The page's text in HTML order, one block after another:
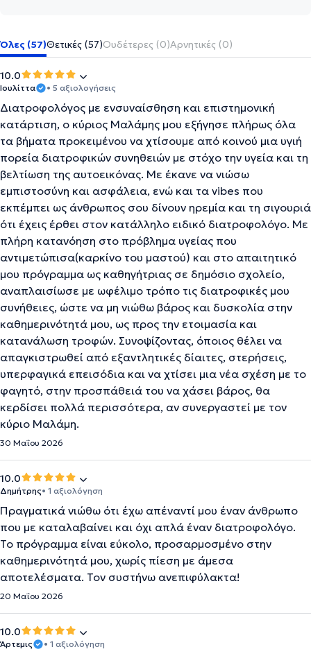
Όλες (57)Θετικές (57)Ουδέτερες (0)Αρνητικές (0)
10.0
Ιουλίττα • 5 αξιολογήσεις
Διατροφολόγος με ενσυναίσθηση και επιστημονική
κατάρτιση, ο κύριος Μαλάμης μου εξήγησε πλήρως όλα
τα βήματα προκειμένου να χτίσουμε από κοινού μια υγιή
πορεία διατροφικών συνηθειών με στόχο την υγεία και τη
βελτίωση της αυτοεικόνας. Με έκανε να νιώσω
εμπιστοσύνη και ασφάλεια, ενώ και τα vibes που
εκπέμπει ως άνθρωπος σου δίνουν ηρεμία και τη σιγουριά
ότι έχεις έρθει στον κατάλληλο ειδικό διατροφολόγο. Με
πλήρη κατανόηση στο πρόβλημα υγείας που
αντιμετώπισα(καρκίνο του μαστού) και στο απαιτητικό
μου πρόγραμμα ως καθηγήτριας σε δημόσιο σχολείο,
αναπλαισίωσε με ωφέλιμο τρόπο τις διατροφικές μου
συνήθειες, ώστε να μη νιώθω βάρος και δυσκολία στην
καθημερινότητά μου, ως προς την ετοιμασία και
κατανάλωση τροφών. Συνοψίζοντας, όποιος θέλει να
απαγκιστρωθεί από εξαντλητικές δίαιτες, στερήσεις,
υπερφαγικά επεισόδια και να χτίσει μια νέα σχέση με το
φαγητό, στην προσπάθειά του να χάσει βάρος, θα
κερδίσει πολλά περισσότερα, αν συνεργαστεί με τον
κύριο Μαλάμη.
30 Μαΐου 2026
10.0
Δημήτρης• 1 αξιολόγηση
Πραγματικά νιώθω ότι έχω απέναντί μου έναν άνθρωπο
που με καταλαβαίνει και όχι απλά έναν διατροφολόγο.
Το πρόγραμμα είναι εύκολο, προσαρμοσμένο στην
καθημερινότητά μου, χωρίς πίεση με άμεσα
αποτελέσματα. Τον συστήνω ανεπιφύλακτα!
20 Μαΐου 2026
10.0
Άρτεμις • 1 αξιολόγηση